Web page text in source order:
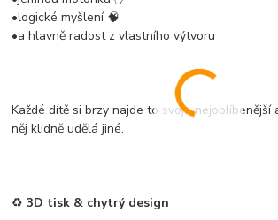
•logické myšlení 🧠
•a hlavně radost z vlastního výtvoru
Každé dítě si brzy najde to svoje
něj klidně udělá jiné.
♻️3D tisk & chytrý design